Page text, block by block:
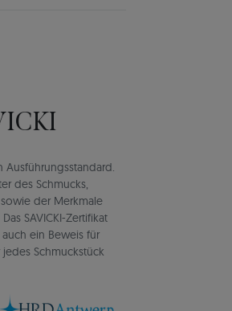
Ausführungsstandard.
des Schmucks,
der Merkmale
SAVICKI-Zertifikat
ein Beweis für
Schmuckstück